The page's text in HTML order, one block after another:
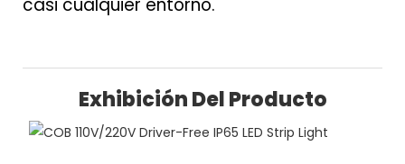
Exhibición Del Producto